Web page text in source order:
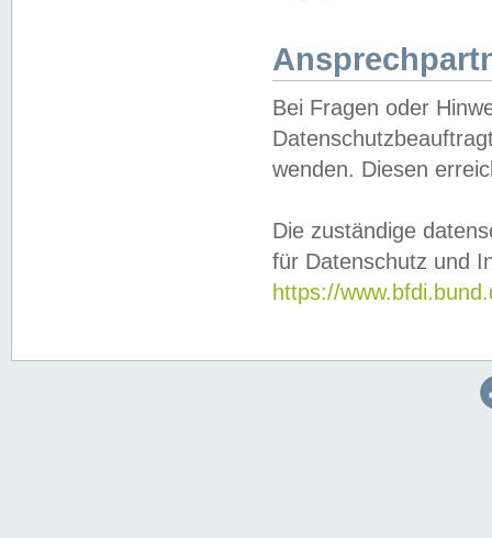
Bei Fragen oder
wenden. Diesen
Die zuständige
für Datenschutz und
https://